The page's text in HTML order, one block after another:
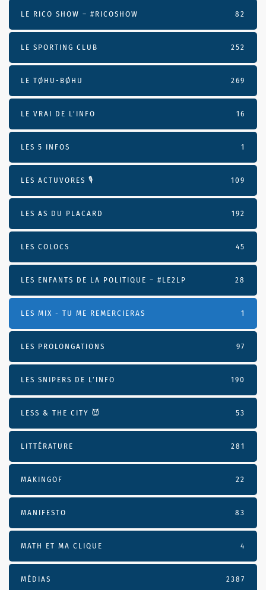
LE RICO SHOW – #RICOSHOW 82
LE SPORTING CLUB 252
LE TØHU-BØHU 269
LE VRAI DE L’INFO 16
LES 5 INFOS 1
LES ACTUVORES 🎙 109
LES AS DU PLACARD 192
LES COLOCS 45
LES ENFANTS DE LA POLITIQUE – #LE2LP 28
LES MIX - TU ME REMERCIERAS 1
LES PROLONGATIONS 97
LES SNIPERS DE L’INFO 190
LESS & THE CITY 😈 53
LITTÉRATURE 281
MAKINGOF 22
MANIFESTO 83
MATH ET MA CLIQUE 4
MÉDIAS 2387